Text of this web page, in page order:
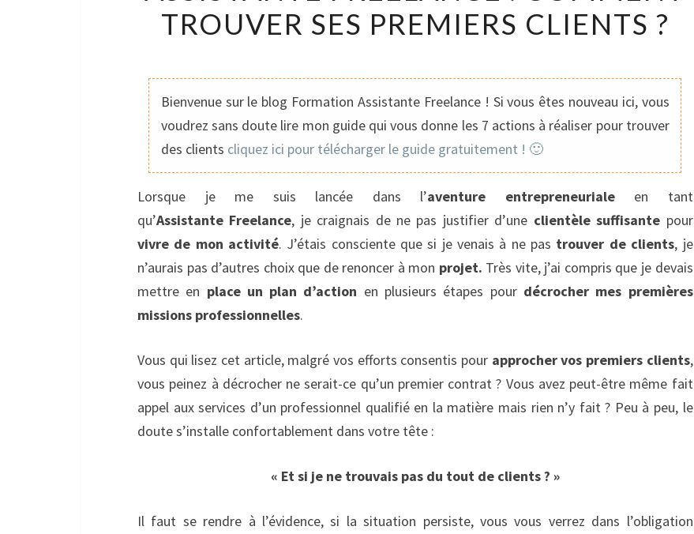
:
COMMENT
PREMIERS
CLIENTS
?
TROUVER SES PREMIERS CLIENTS ?
Bienvenue sur le blog Formation Assistante Freelance ! Si vous êtes nouveau ici, vous
voudrez sans doute lire mon guide qui vous donne les 7 actions à réaliser pour trouver
des clients cliquez ici pour télécharger le guide gratuitement ! 🙂
Lorsque je me suis lancée dans l’aventure entrepreneurialeen tant
qu’Assistante Freelance, je craignais de ne pas justifier d’une clientèle suffisante pour
vivre de mon activité. J’étais consciente que si je venais à ne pas trouver de clients, je
n’aurais pas d’autres choix que de renoncer à mon projet. Très vite, j’ai compris que je devais
mettre en place un plan d’action en plusieurs étapes pourdécrocher mes premières
missions professionnelles.
Vous qui lisez cet article, malgré vos efforts consentis pour approcher vos premiers clients,
vous peinez à décrocher ne serait-ce qu’un premier contrat ? Vous avez peut-être même fait
appel aux services d’un professionnel qualifié en la matière mais rien n’y fait ? Peu à peu, le
doute s’installe confortablement dans votre tête :
« Et si je ne trouvais pas du tout de clients ? »
Il faut se rendre à l’évidence, si la situation persiste, vous vous verrez dans l’obligation